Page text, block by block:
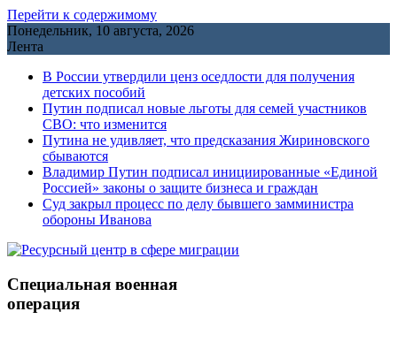
Перейти к содержимому
Понедельник, 10 августа, 2026
Лента
В России утвердили ценз оседлости для получения
детских пособий
Путин подписал новые льготы для семей участников
СВО: что изменится
Путина не удивляет, что предсказания Жириновского
сбываются
Владимир Путин подписал инициированные «Единой
Россией» законы о защите бизнеса и граждан
Cуд закрыл процесс по делу бывшего замминистра
обороны Иванова
Специальная военная
операция